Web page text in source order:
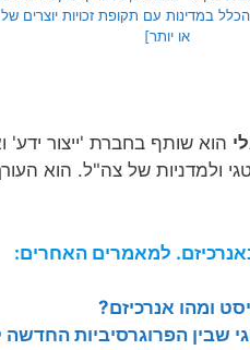
או יותר]
הוא שותף בחברת 'ייצור ידע'
ולמדניות של צה"ל. הוא
למאמרים האחרים:
ומהו אנרכיזם?
שבין הפרוגרסיביות החדשה